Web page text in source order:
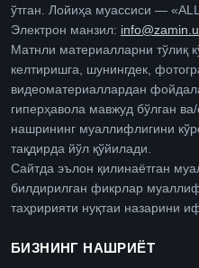
ўтган. Лойиҳа муассиси —
Электрон манзил:
Матнли материалларни тўлиқ
келтиришга, шунингдек,
видеоматериаллардан
гиперҳавола мавжуд бўлган
нашрининг муаллифлигини
тақдирда йўл қўйилади.
Сайтда эълон қилинаётган
билдирилган фикрлар
таҳририяти нуқтаи назарини
БИЗНИНГ НАШРИЁТ